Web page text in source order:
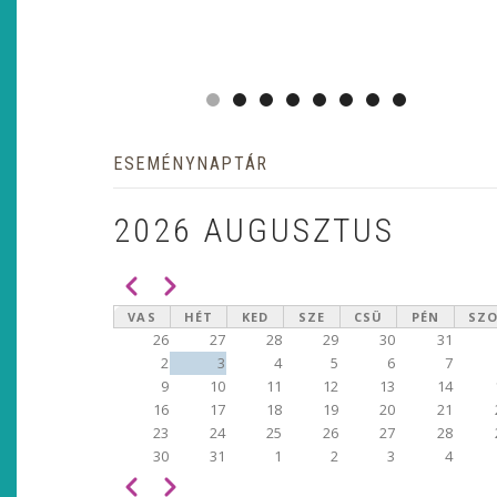
ESEMÉNYNAPTÁR
2026 AUGUSZTUS
OLDALSZÁMOZÁS
Előző Következő
VAS HÉT KED SZE CSÜ PÉN SZO
26 27 28 29 30 31
2
3 4 5 6 7
9
10 11 12 13 14
16
17 18 19 20 21
23
24 25 26 27 28
30
31 1 2 3 4
Előző Következő